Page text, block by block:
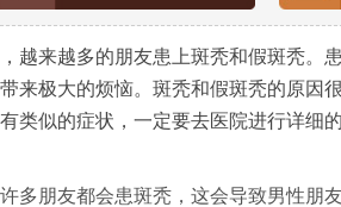
越多的朋友患上斑秃和假斑秃。患
来极大的烦恼。斑秃和假斑秃的原因
类似的症状，一定要去医院进行详细
友都会患斑秃，这会导致男性朋友